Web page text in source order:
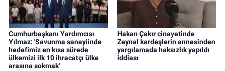
Cumhurbaşkanı Yardımcısı
Yılmaz: 'Savunma sanayiinde
hedefimiz en kısa sürede
ülkemizi ilk 10 ihracatçı ülke
arasına sokmak'
Hakan Çakır cinayetinde
Zeynal kardeşlerin annesinden
yargılamada haksızlık yapıldı
iddiası